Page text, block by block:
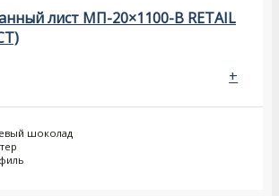
лист МП-20×1100-B RETAIL
шоколад
+